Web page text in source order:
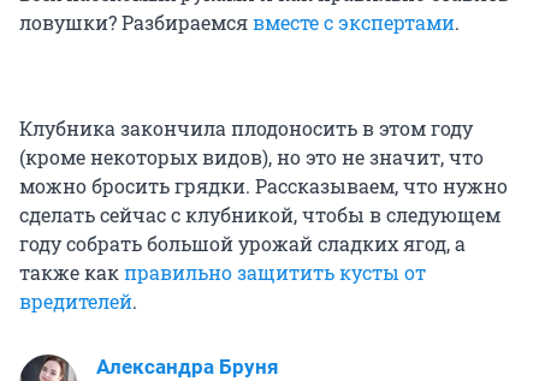
ловушки? Разбираемсявместе с экспертами.
Клубника закончила плодоносить в этом году
(кроме некоторых видов), но это не значит, что
можно бросить грядки. Рассказываем, что нужно
сделать сейчас с клубникой, чтобы в следующем
году собрать большой урожай сладких ягод, а
также какправильно защитить кусты от
вредителей.
Александра Бруня